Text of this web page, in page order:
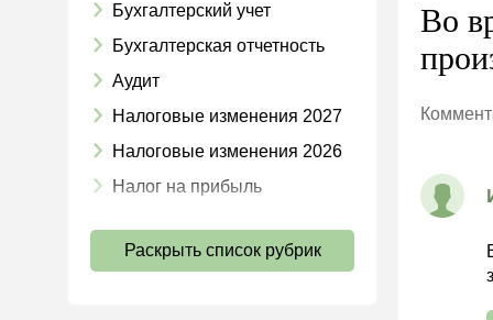
Бухгалтерский учет
Бухгалтерская отчетность
Аудит
Налоговые изменения 2027
Налоговые изменения 2026
Налог на прибыль
Страховые взносы 2026
Раскрыть список рубрик
Во